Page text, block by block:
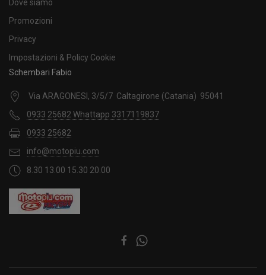
Dove siamo
Promozioni
Privacy
Impostazioni & Policy Cookie
Schembari Fabio
Via ARAGONESI, 3/5/7 Caltagirone (Catania) 95041
0933 25682 Whattapp 3317119837
0933 25682
info@motopiu.com
8.30 13.00 15.30 20.00